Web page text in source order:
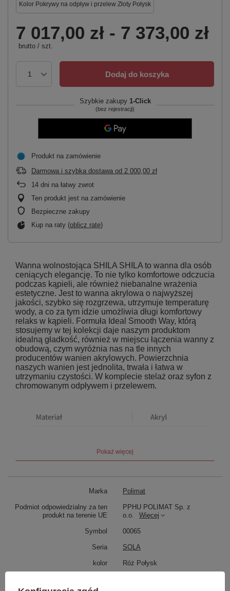
Kolor Pokrywy na odpływ i przelew Złoty Połysk
7 017,00 zł - 7 373,00 zł
brutto / szt.
Dodaj do koszyka
Szybkie zakupy 1-Click
(bez rejestracji)
Produkt na zamówienie
Darmowa i szybka dostawa od 2 000,00 zł
14 dni na łatwy zwrot
Ten produkt jest na zamówienie
Bezpieczne zakupy
Kup na raty (oblicz ratę)
Wanna wolnostojąca SHILA SHILA to wanna dla osób
ceniących elegancję. To nie tylko komfortowe odczucia
podczas kąpieli, ale również niebanalne wrażenia
estetyczne. Jest to wanna akrylowa o najwyższej
jakości, szybko się rozgrzewa, utrzymuje temperaturę
wody, a co za tym idzie umożliwia długi komfortowy
relaks w kąpieli. Formuła Ideal Smooth Way, którą
stosujemy w tej kolekcji daje naszym produktom
idealną gładkość, również w miejscu łączenia wanny z
obudową, czym wyróżnia nas na tle innych
producentów wanien akrylowych. Powierzchnia
naszych wanien jest jednolita, trwała i łatwa w
utrzymaniu czystości. W komplecie stelaż oraz syfon z
chromowanym odpływem i przelewem.
Pokaż więcej
Marka Polimat
Podmiot odpowiedzialny za ten
produkt na terenie UE
PPHU POLIMAT Sp. z
o.o.
Więcej
Symbol 00065
Seria SOLA
kolor Róż Połysk